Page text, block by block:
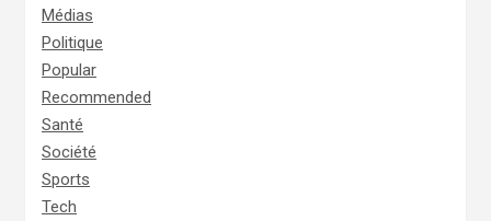
Médias
Politique
Popular
Recommended
Santé
Société
Sports
Tech